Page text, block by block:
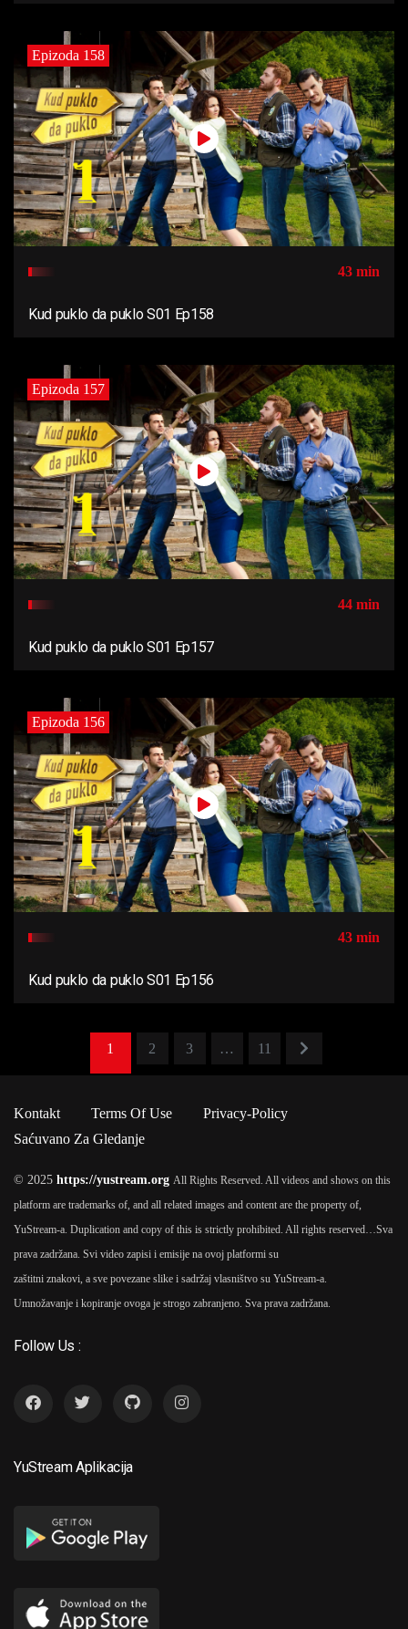
Epizoda 158
43 min
Kud puklo da puklo S01 Ep158
Epizoda 157
44 min
Kud puklo da puklo S01 Ep157
Epizoda 156
43 min
Kud puklo da puklo S01 Ep156
1 2 3 … 11
Kontakt Terms Of Use
Privacy-Policy
Saćuvano Za Gledanje
© 2025 https://yustream.org All Rights Reserved. All videos and shows on this
platform are trademarks of, and all related images and content are the property of,
YuStream-a. Duplication and copy of this is strictly prohibited. All rights reserved… Sva
prava zadržana. Svi video zapisi i emisije na ovoj platformi su
zaštitni znakovi, a sve povezane slike i sadržaj vlasništvo su YuStream-a.
Umnožavanje i kopiranje ovoga je strogo zabranjeno. Sva prava zadržana.
Follow Us :
YuStream Aplikacija